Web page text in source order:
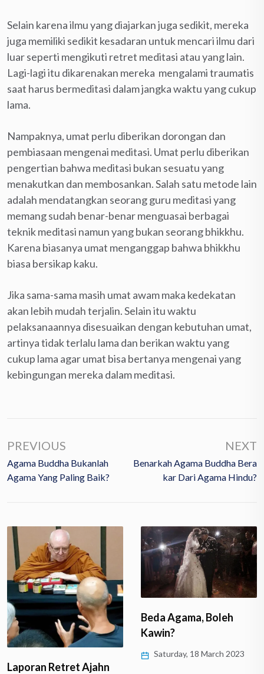
Selain karena ilmu yang diajarkan juga sedikit, mereka
juga memiliki sedikit kesadaran untuk mencari ilmu dari
luar seperti mengikuti retret meditasi atau yang lain.
Lagi-lagi itu dikarenakan mereka mengalami traumatis
saat harus bermeditasi dalam jangka waktu yang cukup
lama.
Nampaknya, umat perlu diberikan dorongan dan
pembiasaan mengenai meditasi. Umat perlu diberikan
pengertian bahwa meditasi bukan sesuatu yang
menakutkan dan membosankan. Salah satu metode lain
adalah mendatangkan seorang guru meditasi yang
memang sudah benar-benar menguasai berbagai
teknik meditasi namun yang bukan seorang bhikkhu.
Karena biasanya umat menganggap bahwa bhikkhu
biasa bersikap kaku.
Jika sama-sama masih umat awam maka kedekatan
akan lebih mudah terjalin. Selain itu waktu
pelaksanaannya disesuaikan dengan kebutuhan umat,
artinya tidak terlalu lama dan berikan waktu yang
cukup lama agar umat bisa bertanya mengenai yang
kebingungan mereka dalam meditasi.
PREVIOUS
Agama Buddha Bukanlah
Agama Yang Paling Baik?
NEXT
Benarkah Agama Buddha Bera
Kar Dari Agama Hindu?
Laporan Retret Ajahn
Beda Agama, Boleh
Kawin?
Saturday, 18 March 2023